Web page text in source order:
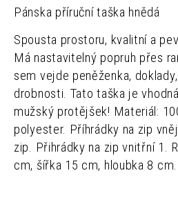
Pánska příruční taška hnědá
Spousta prostoru, kvalitní a
Má nastavitelný popruh přes
sem vejde peněženka,
drobnosti. Tato taška je
mužský protějšek! Materiál:
polyester. Příhrádky na zip
zip. Přihrádky na zip vnitřní 1.
cm, šířka 15 cm, hloubka 8 cm.